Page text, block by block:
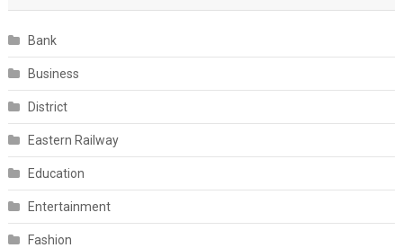
Bank
Business
District
Eastern Railway
Education
Entertainment
Fashion